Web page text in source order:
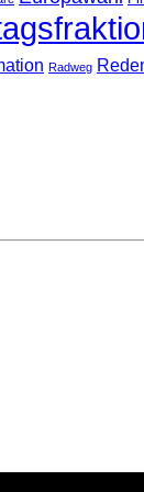
Radweg